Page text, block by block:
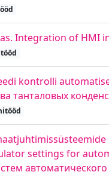
Integration of HMI
kontrolli
танталовых
settings for